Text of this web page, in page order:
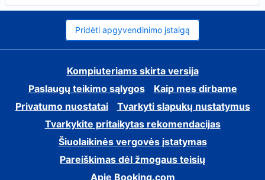
Pridėti apgyvendinimo įstaigą
Kompiuteriams skirta versija
Paslaugų teikimo sąlygos
Kaip mes dirbame
Privatumo nuostatai
Tvarkyti slapukų nustatymus
Tvarkykite pritaikytas rekomendacijas
Šiuolaikinės vergovės įstatymas
Pareiškimas dėl žmogaus teisių
Apie Booking.com